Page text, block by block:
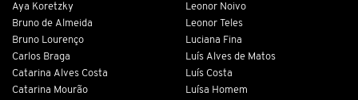
Aya Koretzky
Bruno de Almeida
Bruno Lourenço
Carlos Braga
Catarina Alves Costa
Catarina Mourão
Leonor Noivo
Leonor Teles
Luciana Fina
Luís Alves de Matos
Luís Costa
Luísa Homem